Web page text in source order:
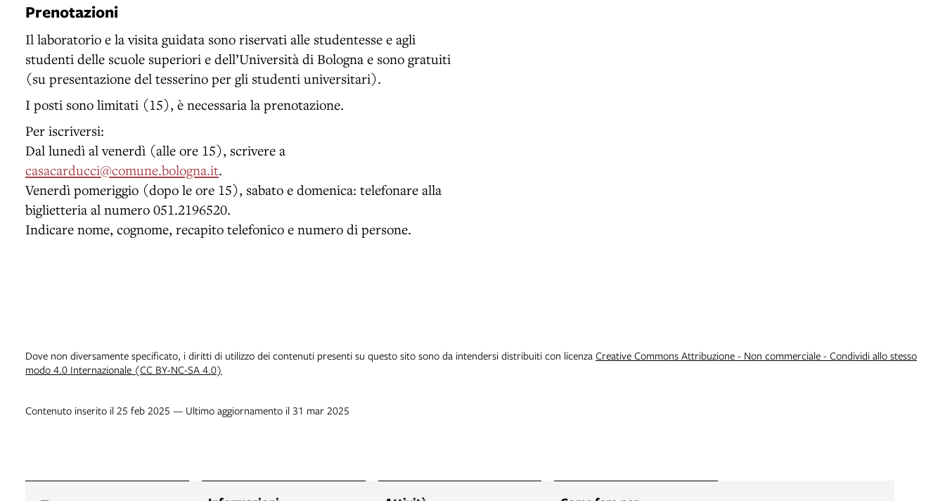
Prenotazioni
Il laboratorio e la visita guidata sono riservati alle studentesse e agli
studenti delle scuole superiori e dell’Università di Bologna e sono gratuiti
(su presentazione del tesserino per gli studenti universitari).
I posti sono limitati (15), è necessaria la prenotazione.
Per iscriversi:
Dal lunedì al venerdì (alle ore 15), scrivere a
casacarducci@comune.bologna.it.
Venerdì pomeriggio (dopo le ore 15), sabato e domenica: telefonare alla
biglietteria al numero 051.2196520.
Indicare nome, cognome, recapito telefonico e numero di persone.
Dove non diversamente specificato, i diritti di utilizzo dei contenuti presenti su questo sito sono da intendersi distribuiti con licenza Creative Commons Attribuzione - Non commerciale - Condividi allo stesso
modo 4.0 Internazionale (CC BY-NC-SA 4.0)
Contenuto inserito il 25 feb 2025 — Ultimo aggiornamento il 31 mar 2025